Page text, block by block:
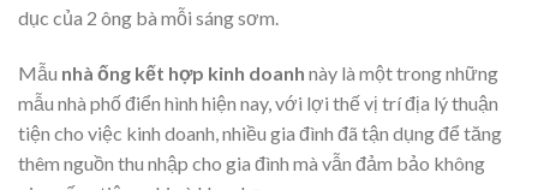
dục của 2 ông bà mỗi sáng sơm.
Mẫu nhà ống kết hợp kinh doanh này là một trong những
mẫu nhà phố điển hình hiện nay, với lợi thế vị trí địa lý thuận
tiện cho việc kinh doanh, nhiều gia đình đã tận dụng để tăng
thêm nguồn thu nhập cho gia đình mà vẫn đảm bảo không